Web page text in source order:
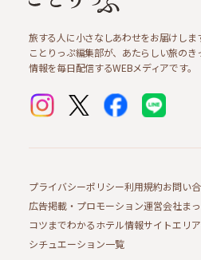
旅する人に小さなしあわせをお届けしま
ことりっぷ編集部が、あたらしい旅のき
情報を毎日配信するWEBメディアです。
プライバシーポリシー利用規約お問い
広告掲載・プロモーション運営会社ま
コツまでわかるホテル情報サイトエリ
シチュエーション一覧